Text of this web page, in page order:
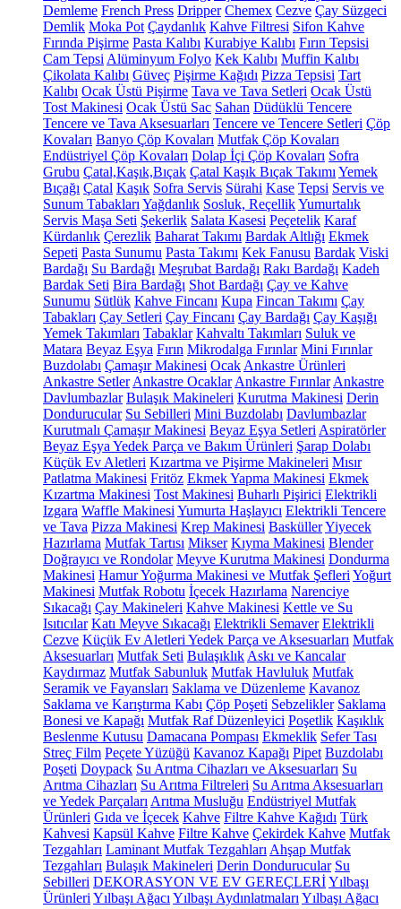
Demleme French Press Dripper Chemex Cezve Çay Süzgeci
Demlik Moka Pot Çaydanlık Kahve Filtresi Sifon Kahve
Fırında Pişirme Pasta Kalıbı Kurabiye Kalıbı Fırın Tepsisi
Cam Tepsi Alüminyum Folyo Kek Kalıbı Muffin Kalıbı
Çikolata Kalıbı Güveç Pişirme Kağıdı Pizza Tepsisi Tart
Kalıbı Ocak Üstü Pişirme Tava ve Tava Setleri Ocak Üstü
Tost Makinesi Ocak Üstü Sac Sahan Düdüklü Tencere
Tencere ve Tava Aksesuarları Tencere ve Tencere Setleri Çöp
Kovaları Banyo Çöp Kovaları Mutfak Çöp Kovaları
Endüstriyel Çöp Kovaları Dolap İçi Çöp Kovaları Sofra
Grubu Çatal,Kaşık,Bıçak Çatal Kaşık Bıçak Takımı Yemek
Bıçağı Çatal Kaşık Sofra Servis Sürahi Kase Tepsi Servis ve
Sunum Tabakları Yağdanlık Sosluk, ReçellikYumurtalık
Servis Maşa Seti Şekerlik Salata Kasesi Peçetelik Karaf
Kürdanlık Çerezlik Baharat Takımı Bardak Altlığı Ekmek
Sepeti Pasta Sunumu Pasta Takımı Kek Fanusu Bardak Viski
Bardağı Su Bardağı Meşrubat Bardağı Rakı Bardağı Kadeh
Bardak Seti Bira Bardağı Shot Bardağı Çay ve Kahve
Sunumu Sütlük Kahve Fincanı Kupa Fincan Takımı Çay
Tabakları Çay Setleri Çay Fincanı Çay Bardağı Çay Kaşığı
Yemek Takımları Tabaklar Kahvaltı Takımları Suluk ve
Matara Beyaz Eşya Fırın Mikrodalga Fırınlar Mini Fırınlar
Buzdolabı Çamaşır Makinesi Ocak Ankastre Ürünleri
Ankastre Setler Ankastre Ocaklar Ankastre Fırınlar Ankastre
Davlumbazlar Bulaşık Makineleri Kurutma Makinesi Derin
Dondurucular Su Sebilleri Mini Buzdolabı Davlumbazlar
Kurutmalı Çamaşır Makinesi Beyaz Eşya Setleri Aspiratörler
Beyaz Eşya Yedek Parça ve Bakım Ürünleri Şarap Dolabı
Küçük Ev Aletleri Kızartma ve Pişirme Makineleri Mısır
Patlatma Makinesi Fritöz Ekmek Yapma Makinesi Ekmek
Kızartma Makinesi Tost Makinesi Buharlı Pişirici Elektrikli
Izgara Waffle Makinesi Yumurta Haşlayıcı Elektrikli Tencere
ve Tava Pizza Makinesi Krep Makinesi BasküllerYiyecek
Hazırlama Mutfak Tartısı Mikser Kıyma Makinesi Blender
Doğrayıcı ve Rondolar Meyve Kurutma Makinesi Dondurma
Makinesi Hamur Yoğurma Makinesi ve Mutfak Şefleri Yoğurt
Makinesi Mutfak Robotu İçecek Hazırlama Narenciye
Sıkacağı Çay Makineleri Kahve Makinesi Kettle ve Su
Isıtıcılar Katı Meyve Sıkacağı Elektrikli Semaver Elektrikli
Cezve Küçük Ev Aletleri Yedek Parça ve Aksesuarları Mutfak
Aksesuarları Mutfak Seti Bulaşıklık Askı ve Kancalar
Kaydırmaz Mutfak Sabunluk Mutfak Havluluk Mutfak
Seramik ve Fayansları Saklama ve Düzenleme Kavanoz
Saklama ve Karıştırma Kabı Çöp Poşeti Sebzelikler Saklama
Bonesi ve Kapağı Mutfak Raf Düzenleyici Poşetlik Kaşıklık
Beslenme Kutusu Damacana Pompası Ekmeklik Sefer Tası
Streç Film Peçete Yüzüğü Kavanoz Kapağı Pipet Buzdolabı
Poşeti Doypack Su Arıtma Cihazları ve Aksesuarları Su
Arıtma Cihazları Su Arıtma Filtreleri Su Arıtma Aksesuarları
ve Yedek Parçaları Arıtma Musluğu Endüstriyel Mutfak
Ürünleri Gıda ve İçecek Kahve Filtre Kahve Kağıdı Türk
Kahvesi Kapsül Kahve Filtre Kahve Çekirdek Kahve Mutfak
Tezgahları Laminant Mutfak Tezgahları Ahşap Mutfak
Tezgahları Bulaşık Makineleri Derin Dondurucular Su
Sebilleri DEKORASYON VE EV GEREÇLERİYılbaşı
Ürünleri Yılbaşı Ağacı Yılbaşı Aydınlatmaları Yılbaşı Ağacı